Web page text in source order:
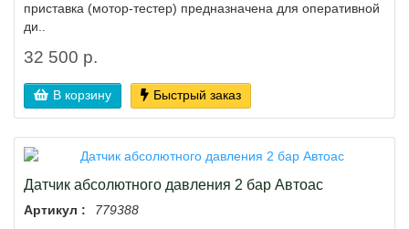
приставка (мотор-тестер) предназначена для оперативной
ди..
32 500 р.
В корзину Быстрый заказ
Датчик абсолютного давления 2 бар Автоас
Артикул :
779388